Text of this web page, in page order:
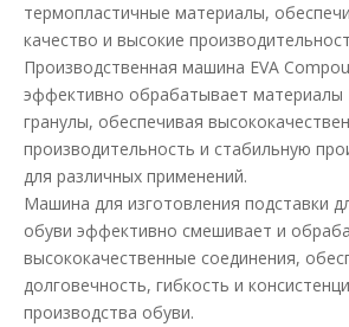
термопластичные материалы,
качество и высокие
Производственная машина EVA
эффективно обрабатывает материалы
гранулы, обеспечивая
производительность и стабильную
для различных применений.
Машина для изготовления подставки
обуви эффективно смешивает и
высококачественные соединения,
долговечность, гибкость и
производства обуви.